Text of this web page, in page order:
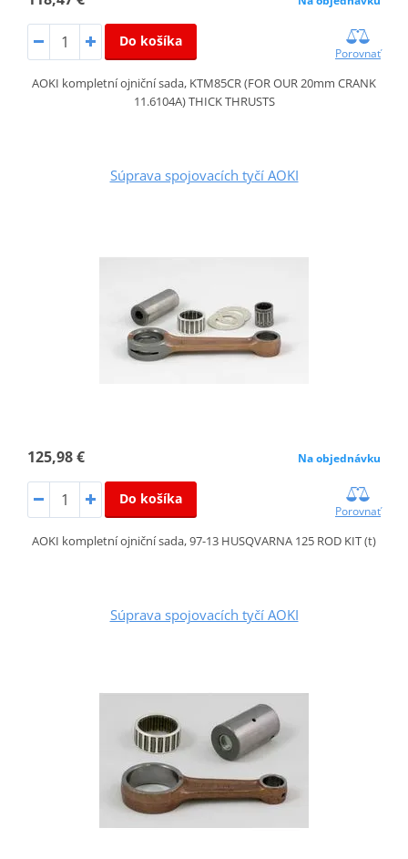
Do košíka
Porovnať
AOKI kompletní ojniční sada, KTM85CR (FOR OUR 20mm CRANK
11.6104A) THICK THRUSTS
Súprava spojovacích tyčí AOKI
125,98 € Na objednávku
Do košíka
Porovnať
AOKI kompletní ojniční sada, 97-13 HUSQVARNA 125 ROD KIT (t)
Súprava spojovacích tyčí AOKI